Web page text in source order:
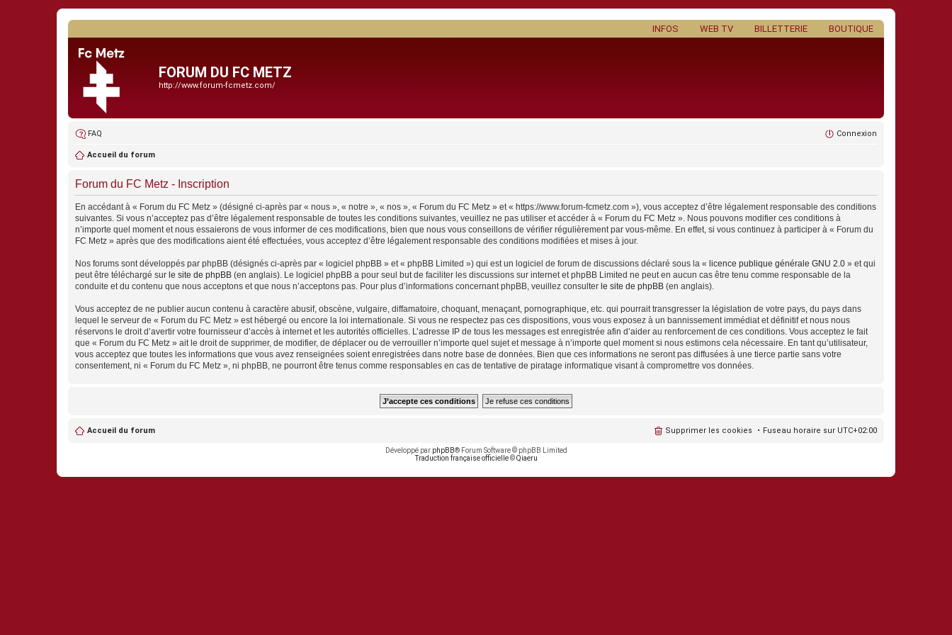
BOUTIQUE
BILLETTERIE
WEB TV
INFOS
FORUM DU FC METZ
http://www.forum-fcmetz.com/
FAQ Connexion
Accueil du forum
Forum du FC Metz - Inscription
En accédant à « Forum du FC Metz » (désigné ci-après par « nous », « notre », « nos », « Forum du FC Metz » et « https://www.forum-fcmetz.com »), vous acceptez d’être légalement responsable des conditions
suivantes. Si vous n’acceptez pas d’être légalement responsable de toutes les conditions suivantes, veuillez ne pas utiliser et accéder à « Forum du FC Metz ». Nous pouvons modifier ces conditions à
n’importe quel moment et nous essaierons de vous informer de ces modifications, bien que nous vous conseillons de vérifier régulièrement par vous-même. En effet, si vous continuez à participer à « Forum du
FC Metz » après que des modifications aient été effectuées, vous acceptez d’être légalement responsable des conditions modifiées et mises à jour.
Nos forums sont développés par phpBB (désignés ci-après par « logiciel phpBB » et « phpBB Limited ») qui est un logiciel de forum de discussions déclaré sous la « licence publique générale GNU 2.0 » et qui
peut être téléchargé sur le site de phpBB (en anglais). Le logiciel phpBB a pour seul but de faciliter les discussions sur internet et phpBB Limited ne peut en aucun cas être tenu comme responsable de la
conduite et du contenu que nous acceptons et que nous n’acceptons pas. Pour plus d’informations concernant phpBB, veuillez consulter le site de phpBB (en anglais).
Vous acceptez de ne publier aucun contenu à caractère abusif, obscène, vulgaire, diffamatoire, choquant, menaçant, pornographique, etc. qui pourrait transgresser la législation de votre pays, du pays dans
lequel le serveur de « Forum du FC Metz » est hébergé ou encore la loi internationale. Si vous ne respectez pas ces dispositions, vous vous exposez à un bannissement immédiat et définitif et nous nous
réservons le droit d’avertir votre fournisseur d’accès à internet et les autorités officielles. L’adresse IP de tous les messages est enregistrée afin d’aider au renforcement de ces conditions. Vous acceptez le fait
que « Forum du FC Metz » ait le droit de supprimer, de modifier, de déplacer ou de verrouiller n’importe quel sujet et message à n’importe quel moment si nous estimons cela nécessaire. En tant qu’utilisateur,
vous acceptez que toutes les informations que vous avez renseignées soient enregistrées dans notre base de données. Bien que ces informations ne seront pas diffusées à une tierce partie sans votre
consentement, ni « Forum du FC Metz », ni phpBB, ne pourront être tenus comme responsables en cas de tentative de piratage informatique visant à compromettre vos données.
Accueil du forum Fuseau horaire sur UTC+02:00
Supprimer les cookies
Développé par phpBB® Forum Software © phpBB Limited
Traduction française officielle©Qiaeru